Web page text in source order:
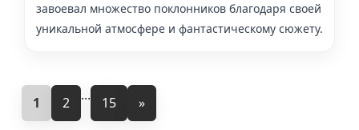
завоевал множество поклонников благодаря своей
уникальной атмосфере и фантастическому сюжету.
1 2 ... 15 »